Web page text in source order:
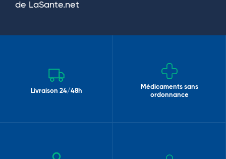
de LaSante.net
Livraison 24/48h
Médicaments sans
ordonnance